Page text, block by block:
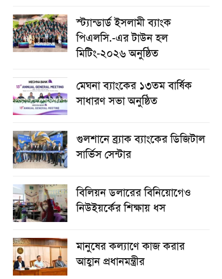
স্ট্যান্ডার্ড ইসলামী ব্যাংক
পিএলসি.-এর টাউন হল
মিটিং-২০২৬ অনুষ্ঠিত
মেঘনা ব্যাংকের ১৩তম বার্ষিক
সাধারণ সভা অনুষ্ঠিত
গুলশানে ব্র্যাক ব্যাংকের ডিজিটাল
সার্ভিস সেন্টার
বিলিয়ন ডলারের বিনিয়োগেও
নিউইয়র্কের শিক্ষায় ধস
মানুষের কল্যাণে কাজ করার
আহ্বান প্রধানমন্ত্রীর